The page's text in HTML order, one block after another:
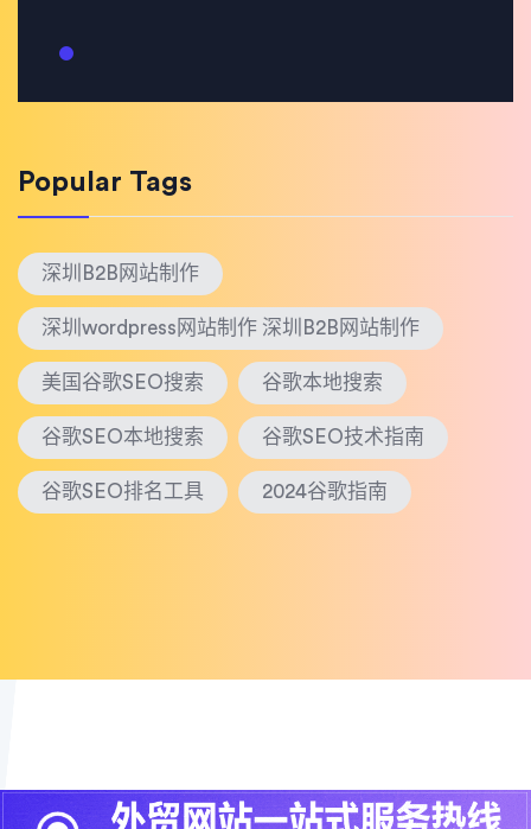
Popular Tags
深圳B2B网站制作
深圳wordpress网站制作 深圳B2B网站制作
美国谷歌SEO搜索 谷歌本地搜索
谷歌SEO本地搜索 谷歌SEO技术指南
谷歌SEO排名工具 2024谷歌指南